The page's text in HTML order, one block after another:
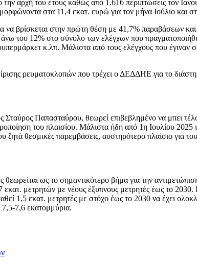
αρχή του έτους καθώς από 1.616 περιπτώσεις τον
στα 11,4 εκατ. ευρώ για τον μήνα Ιούλιο και
να βρίσκεται στην πρώτη θέση με 41,7%
του 12% στο σύνολο των ελέγχων που
κ.λπ. Μάλιστα από τους ελέγχους που
ρευματοκλοπών που τρέχει ο ΔΕΔΔΗΕ για το
Παπασταύρου, θεωρεί επιβεβλημένο να μπει
του πλαισίου. Μάλιστα ήδη από 1η Ιουλίου 2025
ζητά θεσμικές παρεμβάσεις, αυστηρότερο πλαίσιο για
θεωρείται ως το σημαντικότερο βήμα για την
μετρητών με νέους έξυπνους μετρητές έως το
1,5 εκατ. μετρητές με στόχο έως το 2030 να έχει
7,5-7,6 εκατομμύρια.